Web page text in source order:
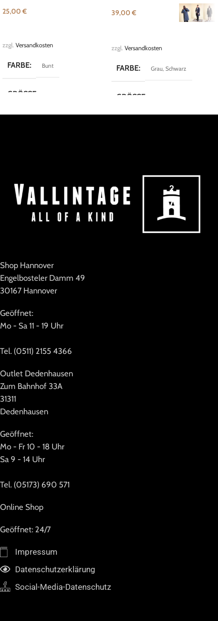
25,00 €
zzgl. Versandkosten
FARBE Bunt
GRÖSSE
39,00 €
zzgl. Versandkosten
FARBE Grau, Schwarz
GRÖSSE
Shop Hannover
Engelbosteler Damm 49
30167 Hannover
Geöffnet:
Mo - Sa 11 - 19 Uhr
Tel. (0511) 2155 4366
Outlet Dedenhausen
Zum Bahnhof 33A
31311
Dedenhausen
Geöffnet:
Mo - Fr 10 - 18 Uhr
Sa 9 - 14 Uhr
Tel. (05173) 690 571
Online Shop
Geöffnet: 24/7
Impressum
Datenschutzerklärung
Social-Media-Datenschutz